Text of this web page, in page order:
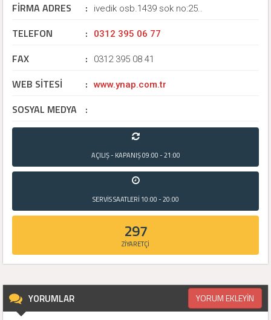
FİRMA ADRES : ivedik osb.1439 sok no:25..
TELEFON : 0312 395 06 77
FAX : 0312 395 08 41
WEB SİTESİ : www.ynap.com.tr
SOSYAL MEDYA :
AÇILIŞ - KAPANIŞ09:00 - 21:00
SERVİS SAATLERİ 10:00 - 20:00
297
ZİYARETÇİ
YORUMLAR YORUM EKLEYİN